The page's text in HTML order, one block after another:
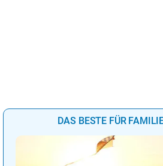
DAS BESTE FÜR